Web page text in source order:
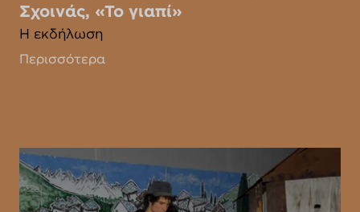
Σχοινάς, «Το γιαπί»
Η εκδήλωση
Περισσότερα